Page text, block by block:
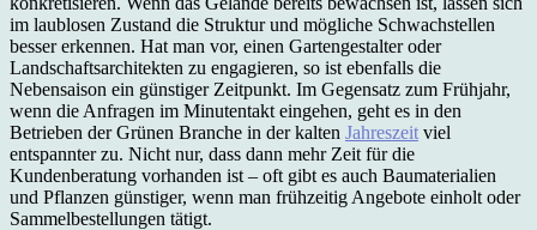
im laublosen Zustand die Struktur und mögliche Schwachstellen
besser erkennen. Hat man vor, einen Gartengestalter oder
Landschaftsarchitekten zu engagieren, so ist ebenfalls die
Nebensaison ein günstiger Zeitpunkt. Im Gegensatz zum Frühjahr,
wenn die Anfragen im Minutentakt eingehen, geht es in den
Betrieben der Grünen Branche in der kalten Jahreszeit viel
entspannter zu. Nicht nur, dass dann mehr Zeit für die
Kundenberatung vorhanden ist – oft gibt es auch Baumaterialien
und Pflanzen günstiger, wenn man frühzeitig Angebote einholt oder
Sammelbestellungen tätigt.